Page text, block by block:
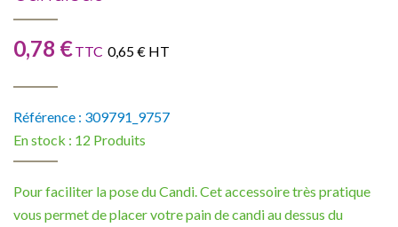
0,78 €TTC 0,65 € HT
Référence : 309791_9757
En stock : 12 Produits
Pour faciliter la pose du Candi. Cet accessoire très pratique
vous permet de placer votre pain de candi au dessus du